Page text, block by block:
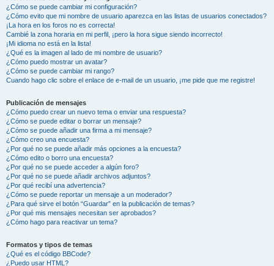
¿Cómo se puede cambiar mi configuración?
¿Cómo evito que mi nombre de usuario aparezca en las listas de usuarios conectados?
¡La hora en los foros no es correcta!
Cambié la zona horaria en mi perfil, ¡pero la hora sigue siendo incorrecto!
¡Mi idioma no está en la lista!
¿Qué es la imagen al lado de mi nombre de usuario?
¿Cómo puedo mostrar un avatar?
¿Cómo se puede cambiar mi rango?
Cuando hago clic sobre el enlace de e-mail de un usuario, ¡me pide que me registre!
Publicación de mensajes
¿Cómo puedo crear un nuevo tema o enviar una respuesta?
¿Cómo se puede editar o borrar un mensaje?
¿Cómo se puede añadir una firma a mi mensaje?
¿Cómo creo una encuesta?
¿Por qué no se puede añadir más opciones a la encuesta?
¿Cómo edito o borro una encuesta?
¿Por qué no se puede acceder a algún foro?
¿Por qué no se puede añadir archivos adjuntos?
¿Por qué recibí una advertencia?
¿Cómo se puede reportar un mensaje a un moderador?
¿Para qué sirve el botón “Guardar” en la publicación de temas?
¿Por qué mis mensajes necesitan ser aprobados?
¿Cómo hago para reactivar un tema?
Formatos y tipos de temas
¿Qué es el código BBCode?
¿Puedo usar HTML?